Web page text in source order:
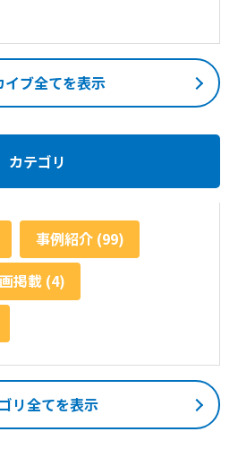
イブ全てを表示
カテゴリ
事例紹介 (99)
掲載 (4)
リ全てを表示